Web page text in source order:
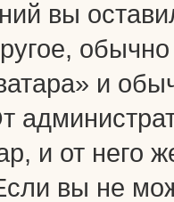
вы
и
и от него
вы не